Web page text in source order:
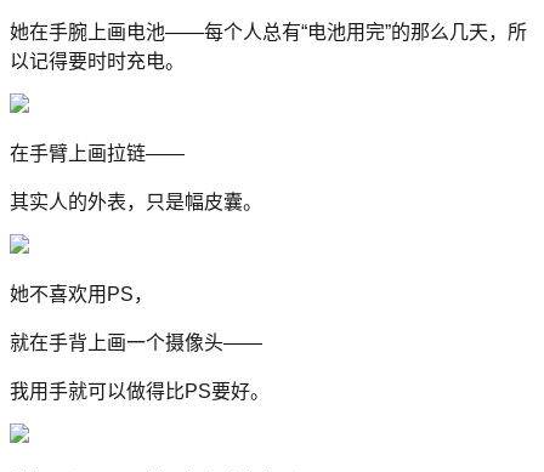
她在手腕上画电池——每个人总有“电池用完”的那么几天，所
以记得要时时充电。
在手臂上画拉链——
其实人的外表，只是幅皮囊。
她不喜欢用PS，
就在手背上画一个摄像头——
我用手就可以做得比PS要好。